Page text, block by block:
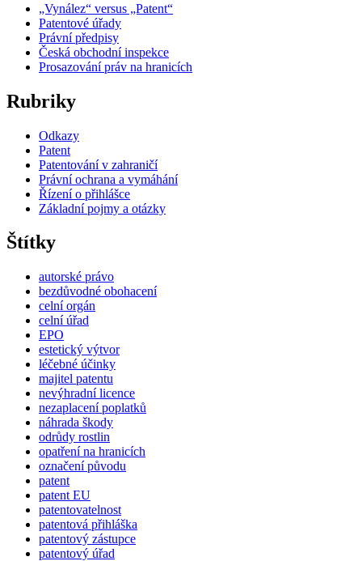
„Vynález“ versus „Patent“
Patentové úřady
Právní předpisy
Česká obchodní inspekce
Prosazování práv na hranicích
Rubriky
Odkazy
Patent
Patentování v zahraničí
Právní ochrana a vymáhání
Řízení o přihlášce
Základní pojmy a otázky
Štítky
autorské právo
bezdůvodné obohacení
celní orgán
celní úřad
EPO
estetický výtvor
léčebné účinky
majitel patentu
nevýhradní licence
nezaplacení poplatků
náhrada škody
odrůdy rostlin
opatření na hranicích
označení původu
patent
patent EU
patentovatelnost
patentová přihláška
patentový zástupce
patentový úřad